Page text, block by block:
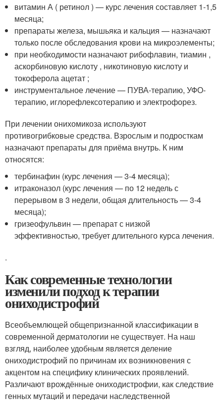
витамин А ( ретинол ) — курс лечения составляет 1-1,5
месяца;
препараты железа, мышьяка и кальция — назначают
только после обследования крови на микроэлементы;
при необходимости назначают рибофлавин, тиамин ,
аскорбиновую кислоту , никотиновую кислоту и
токоферола ацетат ;
инструментальное лечение — ПУВА-терапию, УФО-
терапию, иглорефлексотерапию и электрофорез.
При лечении онихомикоза используют
противогрибковые средства. Взрослым и подросткам
назначают препараты для приёма внутрь. К ним
относятся:
тербинафин (курс лечения — 3-4 месяца);
итраконазол (курс лечения — по 12 недель с
перерывом в 3 недели, общая длительность — 3-4
месяца);
гризеофульвин — препарат с низкой
эффективностью, требует длительного курса лечения.
.
Как современные технологии
изменили подход к терапии
ониходистрофий
Всеобъемлющей общепризнанной классификации в
современной дерматологии не существует. На наш
взгляд, наиболее удобным является деление
ониходистрофий по причинам их возникновения с
акцентом на специфику клинических проявлений.
Различают врождённые ониходистрофии, как следствие
генных мутаций и передачи наследственной